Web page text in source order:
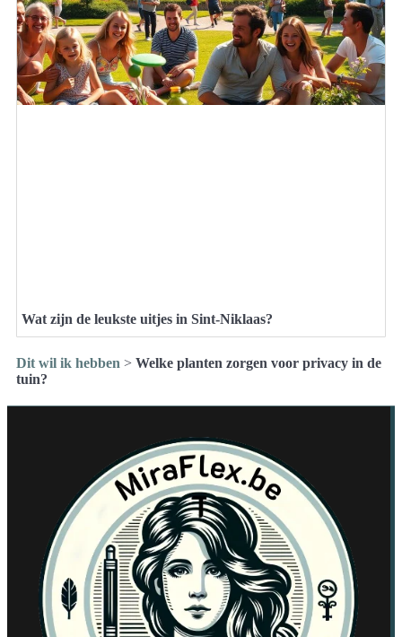
Wat zijn de leukste uitjes in Sint-Niklaas?
Dit wil ik hebben > Welke planten zorgen voor privacy in de
tuin?